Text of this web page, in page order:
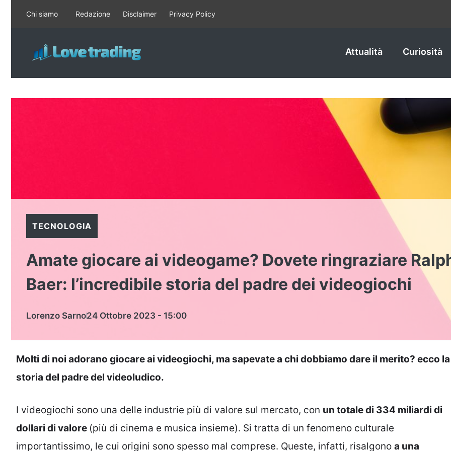
contenuto
Chi siamo Redazione Disclaimer Privacy Policy
Attualità Curiosità
TECNOLOGIA
Amate giocare ai videogame? Dovete ringraziare
Baer: l’incredibile storia del padre dei videogiochi
Lorenzo Sarno24 Ottobre 2023 - 15:00
Molti di noi adorano giocare ai videogiochi, ma sapevate a chi dobbiamo dare il merito? ecco la
storia del padre del videoludico.
I videogiochi sono una delle industrie più di valore sul mercato, con un totale di 334 miliardi di
dollari di valore (più di cinema e musica insieme). Si tratta di un fenomeno culturale
importantissimo, le cui origini sono spesso mal comprese. Queste, infatti, risalgono a una